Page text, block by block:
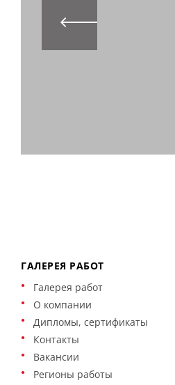
ГАЛЕРЕЯ РАБОТ
Галерея работ
О компании
Дипломы, сертификаты
Контакты
Вакансии
Регионы работы